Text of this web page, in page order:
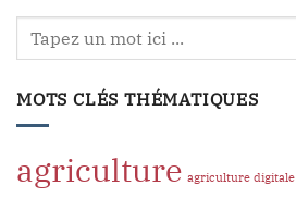
MOTS CLÉS THÉMATIQUES
agriculture agriculture digitale